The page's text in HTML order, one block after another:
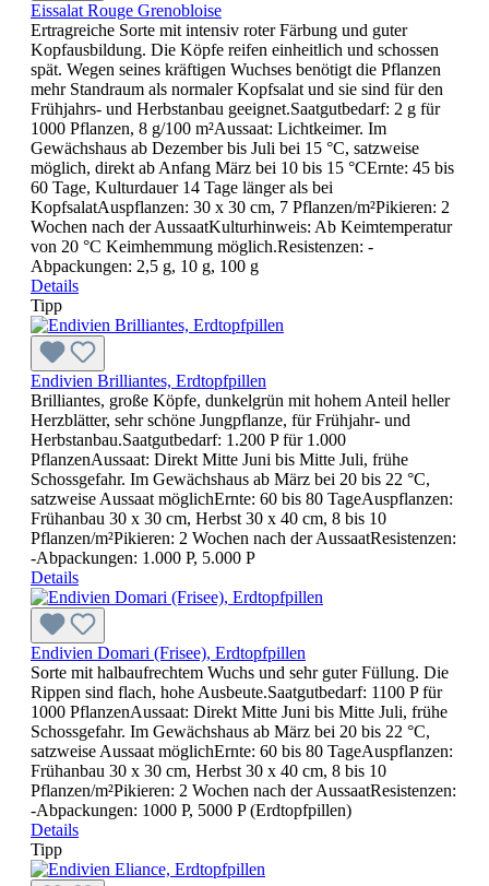
Eissalat Rouge Grenobloise
Ertragreiche Sorte mit intensiv roter Färbung und guter
Kopfausbildung. Die Köpfe reifen einheitlich und schossen
spät. Wegen seines kräftigen Wuchses benötigt die Pflanzen
mehr Standraum als normaler Kopfsalat und sie sind für den
Frühjahrs- und Herbstanbau geeignet.Saatgutbedarf: 2 g für
1000 Pflanzen, 8 g/100 m²Aussaat: Lichtkeimer. Im
Gewächshaus ab Dezember bis Juli bei 15 °C, satzweise
möglich, direkt ab Anfang März bei 10 bis 15 °CErnte: 45 bis
60 Tage, Kulturdauer 14 Tage länger als bei
KopfsalatAuspflanzen: 30 x 30 cm, 7 Pflanzen/m²Pikieren: 2
Wochen nach der AussaatKulturhinweis: Ab Keimtemperatur
von 20 °C Keimhemmung möglich.Resistenzen: -
Abpackungen: 2,5 g, 10 g, 100 g
Details
Tipp
Endivien Brilliantes, Erdtopfpillen
Brilliantes, große Köpfe, dunkelgrün mit hohem Anteil heller
Herzblätter, sehr schöne Jungpflanze, für Frühjahr- und
Herbstanbau.Saatgutbedarf: 1.200 P für 1.000
PflanzenAussaat: Direkt Mitte Juni bis Mitte Juli, frühe
Schossgefahr. Im Gewächshaus ab März bei 20 bis 22 °C,
satzweise Aussaat möglichErnte: 60 bis 80 TageAuspflanzen:
Frühanbau 30 x 30 cm, Herbst 30 x 40 cm, 8 bis 10
Pflanzen/m²Pikieren: 2 Wochen nach der AussaatResistenzen:
-Abpackungen: 1.000 P, 5.000 P
Details
Endivien Domari (Frisee), Erdtopfpillen
Sorte mit halbaufrechtem Wuchs und sehr guter Füllung. Die
Rippen sind flach, hohe Ausbeute.Saatgutbedarf: 1100 P für
1000 PflanzenAussaat: Direkt Mitte Juni bis Mitte Juli, frühe
Schossgefahr. Im Gewächshaus ab März bei 20 bis 22 °C,
satzweise Aussaat möglichErnte: 60 bis 80 TageAuspflanzen:
Frühanbau 30 x 30 cm, Herbst 30 x 40 cm, 8 bis 10
Pflanzen/m²Pikieren: 2 Wochen nach der AussaatResistenzen:
-Abpackungen: 1000 P, 5000 P (Erdtopfpillen)
Details
Tipp